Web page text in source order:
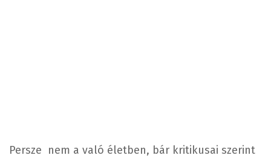
Persze nem a való életben, bár kritikusai szerint